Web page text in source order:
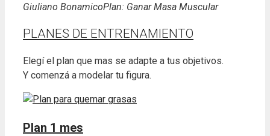
Giuliano BonamicoPlan: Ganar Masa Muscular
PLANES DE ENTRENAMIENTO
Elegí el plan que mas se adapte a tus objetivos.
Y comenzá a modelar tu figura.
Plan 1 mes